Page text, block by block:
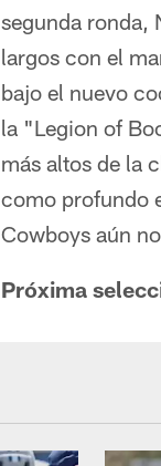
segunda ronda,
largos con el
bajo el nuevo
la "Legion of
más altos de la
como profundo
Cowboys aún
Próxima